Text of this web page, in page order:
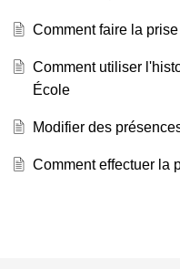
Comment faire la
Comment utiliser
École
Modifier des
Comment effectuer la